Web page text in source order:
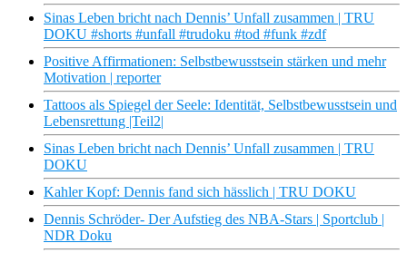
Sinas Leben bricht nach Dennis’ Unfall zusammen | TRU
DOKU #shorts #unfall #trudoku #tod #funk #zdf
Positive Affirmationen: Selbstbewusstsein stärken und mehr
Motivation | reporter
Tattoos als Spiegel der Seele: Identität, Selbstbewusstsein und
Lebensrettung |Teil2|
Sinas Leben bricht nach Dennis’ Unfall zusammen | TRU
DOKU
Kahler Kopf: Dennis fand sich hässlich | TRU DOKU
Dennis Schröder- Der Aufstieg des NBA-Stars | Sportclub |
NDR Doku